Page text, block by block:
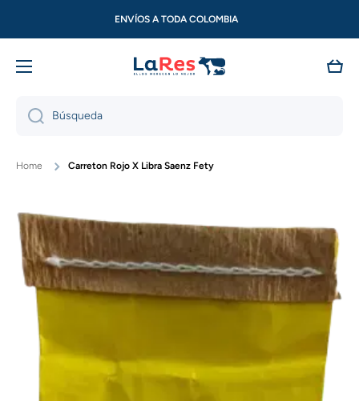
Ir directamente al contenidoENVÍOS A TODA COLOMBIA
Búsqueda
Home Carreton Rojo X Libra Saenz Fety
Ir directamente a la información del producto